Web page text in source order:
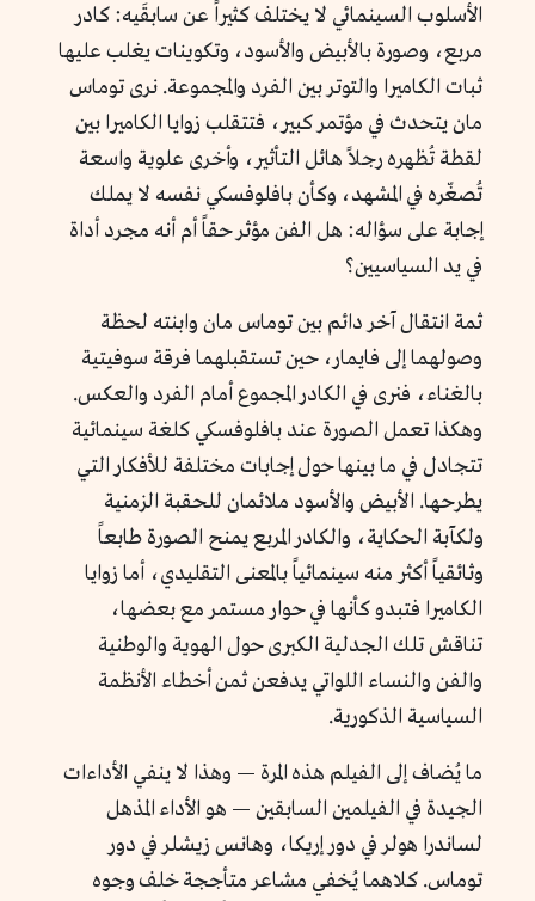
الأسلوب السينمائي لا يختلف كثيراً عن سابقَيه: كادر
مربع، وصورة بالأبيض والأسود، وتكوينات يغلب عليها
ثبات الكاميرا والتوتر بين الفرد والمجموعة. نرى توماس
مان يتحدث في مؤتمر كبير، فتتقلب زوايا الكاميرا بين
لقطة تُظهره رجلاً هائل التأثير، وأخرى علوية واسعة
تُصغّره في المشهد، وكأن بافلوفسكي نفسه لا يملك
إجابة على سؤاله: هل الفن مؤثر حقاً أم أنه مجرد أداة
في يد السياسيين؟
ثمة انتقال آخر دائم بين توماس مان وابنته لحظة
وصولهما إلى فايمار، حين تستقبلهما فرقة سوفيتية
بالغناء، فنرى في الكادر المجموع أمام الفرد والعكس.
وهكذا تعمل الصورة عند بافلوفسكي كلغة سينمائية
تتجادل في ما بينها حول إجابات مختلفة للأفكار التي
يطرحها. الأبيض والأسود ملائمان للحقبة الزمنية
ولكآبة الحكاية، والكادر المربع يمنح الصورة طابعاً
وثائقياً أكثر منه سينمائياً بالمعنى التقليدي، أما زوايا
الكاميرا فتبدو كأنها في حوار مستمر مع بعضها،
تناقش تلك الجدلية الكبرى حول الهوية والوطنية
والفن والنساء اللواتي يدفعن ثمن أخطاء الأنظمة
السياسية الذكورية.
ما يُضاف إلى الفيلم هذه المرة — وهذا لا ينفي الأداءات
الجيدة في الفيلمين السابقين — هو الأداء المذهل
لساندرا هولر في دور إريكا، وهانس زيشلر في دور
توماس. كلاهما يُخفي مشاعر متأججة خلف وجوه